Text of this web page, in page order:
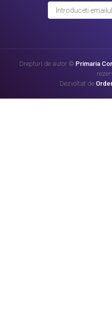
Drepturi de autor © Primaria
Dezvoltat de